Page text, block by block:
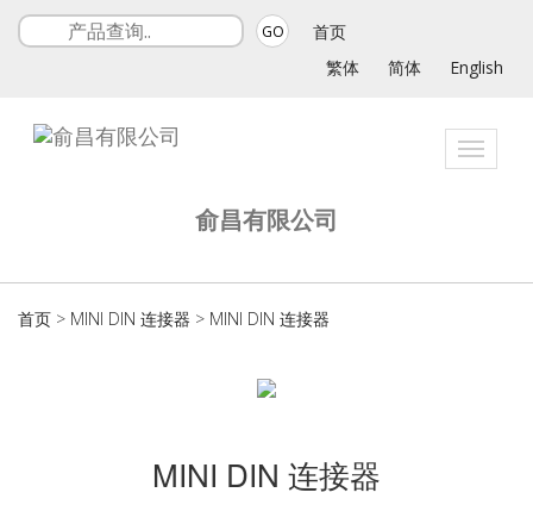
GO
首页
繁体
简体 English
Toggle
俞昌有限公司
首页 > MINI DIN 连接器 > MINI DIN 连接器
MINI DIN 连接器